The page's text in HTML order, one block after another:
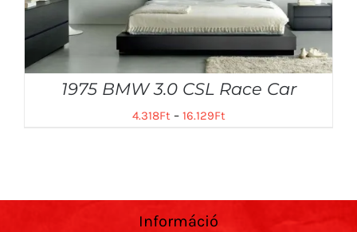
1975 BMW 3.0 CSL Race Car
4.318Ft– 16.129Ft
Információ